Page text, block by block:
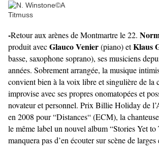
-Retour aux arènes de Montmartre le 22.
produit avecGlauco Venier(piano) etKlaus
basse, saxophone soprano), ses musiciens
années. Sobrement arrangée, la musique
convient bien à la voix libre et singulière de la
improvise avec ses propres onomatopées et
novateur et personnel. Prix Billie Holiday de
en 2008 pour “Distances“ (ECM), la
le même label un nouvel album “Stories Yet
manquera pas d’en écouter sur scène de larges